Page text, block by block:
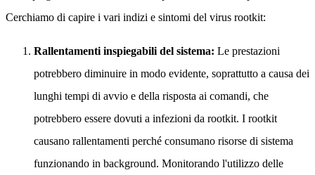
Cerchiamo di capire i vari indizi e sintomi del virus rootkit:
Rallentamenti inspiegabili del sistema: Le prestazioni
potrebbero diminuire in modo evidente, soprattutto a causa dei
lunghi tempi di avvio e della risposta ai comandi, che
potrebbero essere dovuti a infezioni da rootkit. I rootkit
causano rallentamenti perché consumano risorse di sistema
funzionando in background. Monitorando l'utilizzo delle